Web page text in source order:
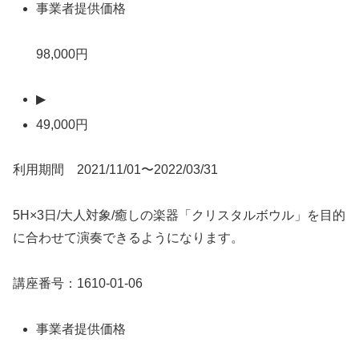
事業者提供価格
98,000円
▶
49,000円
利用期間 2021/11/01〜2022/03/31
5H×3日/大人対象/癒しの楽器「クリスタルボウル」を目的
に合わせて演奏できるようになります。
講座番号：1610-01-06
事業者提供価格